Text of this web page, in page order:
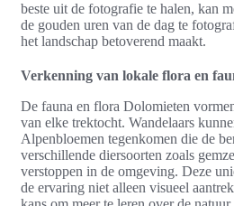
beste uit de fotografie te halen, kan
de gouden uren van de dag te
het landschap betoverend maakt.
Verkenning van lokale flora en
De fauna en flora Dolomieten
van elke trektocht. Wandelaars
Alpenbloemen tegenkomen die de
verschillende diersoorten zoals
verstoppen in de omgeving. Deze
de ervaring niet alleen visueel